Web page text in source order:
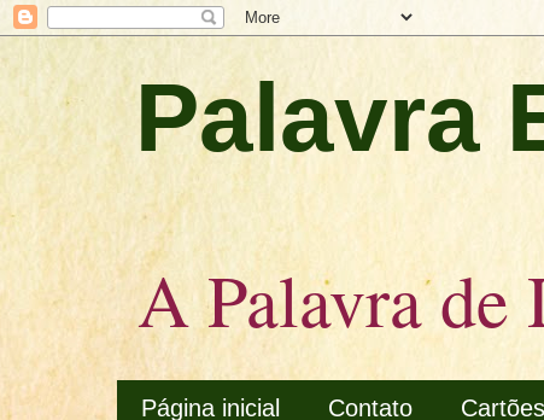
Palavra
A Palavra de
Página inicial Contato Cartões